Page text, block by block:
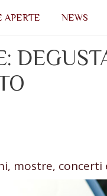
APERTE NEWS
mostre,